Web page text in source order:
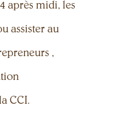
après midi, les
assister au
,
CCI.